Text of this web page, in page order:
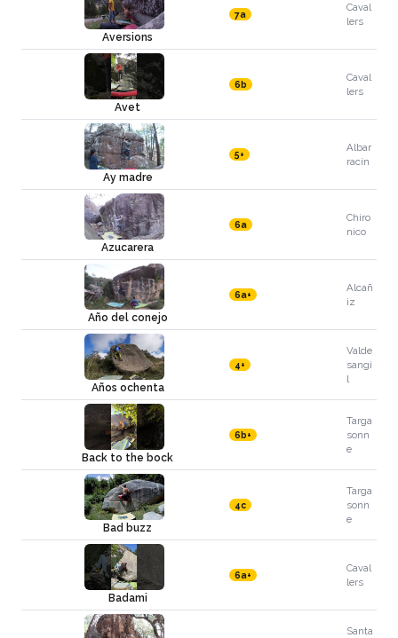
Aversions
7a
Caval
lers
Avet
6b
Caval
lers
Ay madre
5+
Albar
racín
Azucarera
6a
Chiro
nico
Año del conejo
6a+
Alcañ
iz
Años ochenta
4+
Valde
sangi
l
Back to the bock
6b+
Targa
sonn
e
Bad buzz
4c
Targa
sonn
e
Badami
6a+
Caval
lers
Santa